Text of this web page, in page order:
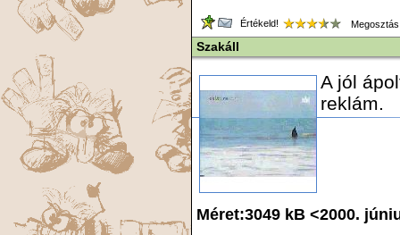
Értékeld!
Szakáll
A jól
reklám.
Méret:3049 kB <2000.